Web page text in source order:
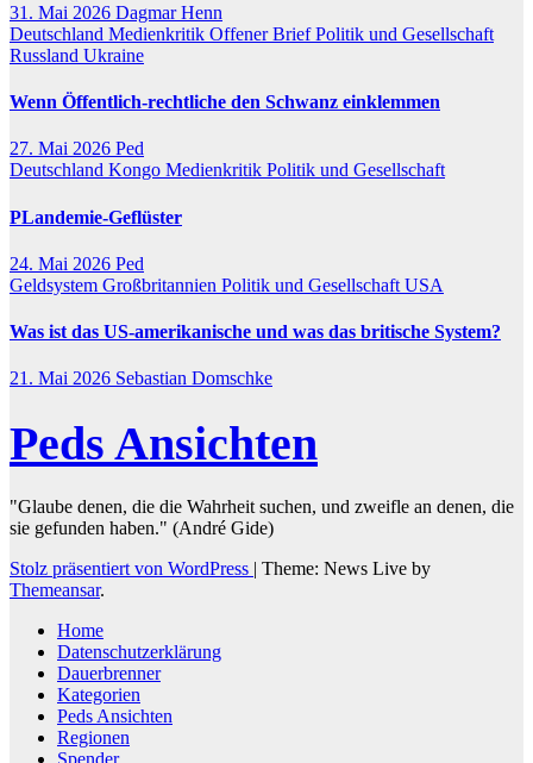
31. Mai 2026 Dagmar Henn
Deutschland Medienkritik Offener BriefPolitik und Gesellschaft
Russland Ukraine
Wenn Öffentlich-rechtliche den Schwanz einklemmen
27. Mai 2026 Ped
Deutschland Kongo Medienkritik Politik und Gesellschaft
PLandemie-Geflüster
24. Mai 2026 Ped
Geldsystem Großbritannien Politik und Gesellschaft USA
Was ist das US-amerikanische und was das britische System?
21. Mai 2026 Sebastian Domschke
Peds Ansichten
"Glaube denen, die die Wahrheit suchen, und zweifle an denen, die
sie gefunden haben." (André Gide)
Stolz präsentiert von WordPress | Theme: News Live by
Themeansar.
Home
Datenschutzerklärung
Dauerbrenner
Kategorien
Peds Ansichten
Regionen